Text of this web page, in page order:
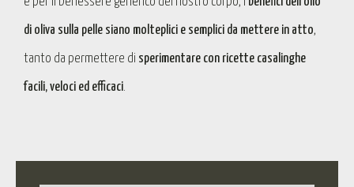
di oliva sulla pelle siano molteplici e semplici da mettere in atto,
tanto da permettere di sperimentare con ricette casalinghe
facili, veloci ed efficaci.